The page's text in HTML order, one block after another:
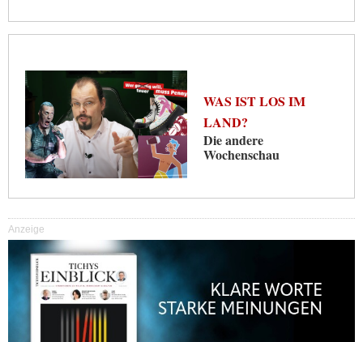
WAS IST LOS IM
LAND?
Die andere
Wochenschau
Anzeige